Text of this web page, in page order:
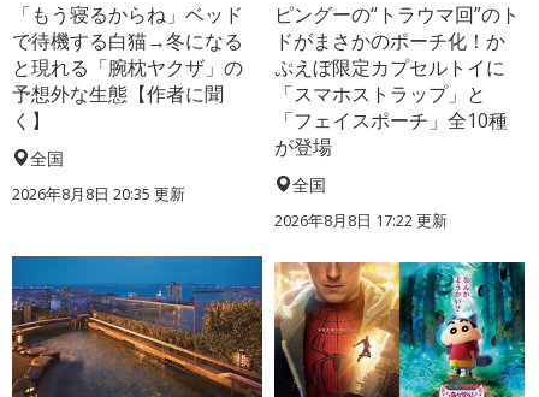
「もう寝るからね」ベッド
で待機する白猫→冬になる
と現れる「腕枕ヤクザ」の
予想外な生態【作者に聞
く】
全国
2026年8月8日 20:35 更新
ピングーの“トラウマ回”のト
ドがまさかのポーチ化！か
ぷえぼ限定カプセルトイに
「スマホストラップ」と
「フェイスポーチ」全10種
が登場
全国
2026年8月8日 17:22更新